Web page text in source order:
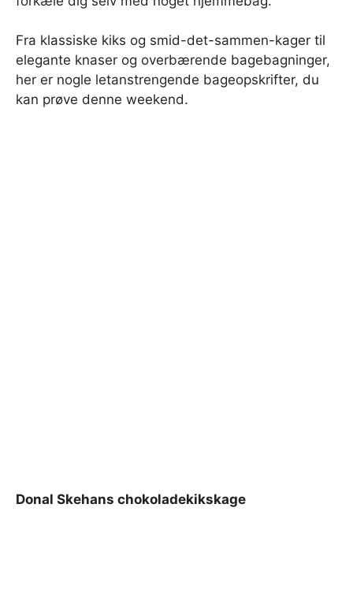
Fra klassiske kiks og smid-det-sammen-kager til
elegante knaser og overbærende bagebagninger,
her er nogle letanstrengende bageopskrifter, du
kan prøve denne weekend.
Donal Skehans chokoladekikskage